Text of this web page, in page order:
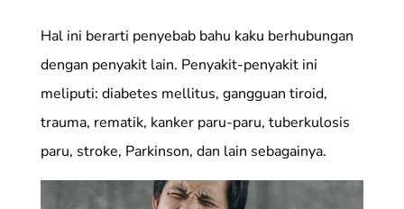
Hal ini berarti penyebab bahu kaku berhubungan
dengan penyakit lain. Penyakit-penyakit ini
meliputi: diabetes mellitus, gangguan tiroid,
trauma, rematik, kanker paru-paru, tuberkulosis
paru, stroke, Parkinson, dan lain sebagainya.